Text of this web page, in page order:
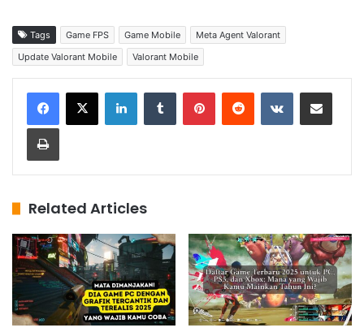
Tags Game FPS Game Mobile
Meta Agent Valorant
Update Valorant Mobile
Valorant Mobile
Related Articles